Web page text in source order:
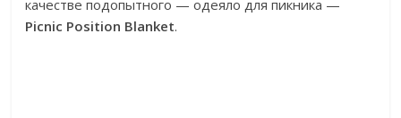
качестве подопытного — одеяло для пикника —
Picnic Position Blanket.